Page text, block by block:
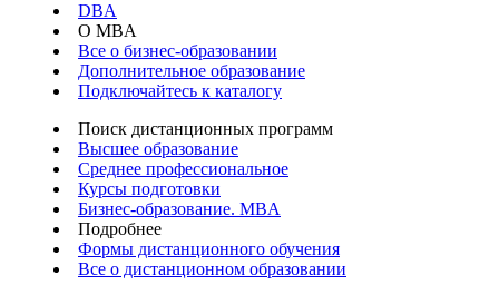
DBA
О MBA
Все о бизнес-образовании
Дополнительное образование
Подключайтесь к каталогу
Поиск дистанционных программ
Высшее образование
Среднее профессиональное
Курсы подготовки
Бизнес-образование. MBA
Подробнее
Формы дистанционного обучения
Все о дистанционном образовании